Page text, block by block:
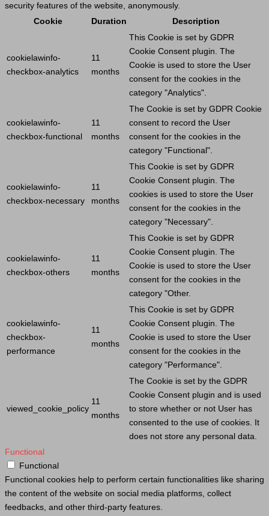
security features of the website, anonymously.
Cookie
Duration Description
cookielawinfo-
checkbox-analytics
11
months
This Cookie is set by GDPR
Cookie Consent plugin. The
Cookie is used to store the User
consent for the cookies in the
category "Analytics".
cookielawinfo-
checkbox-functional
11
months
The Cookie is set by GDPR Cookie
consent to record the User
consent for the cookies in the
category "Functional".
cookielawinfo-
checkbox-necessary
11
months
This Cookie is set by GDPR
Cookie Consent plugin. The
cookies is used to store the User
consent for the cookies in the
category "Necessary".
cookielawinfo-
checkbox-others
11
months
This Cookie is set by GDPR
Cookie Consent plugin. The
Cookie is used to store the User
consent for the cookies in the
category "Other.
cookielawinfo-
checkbox-
performance
11
months
This Cookie is set by GDPR
Cookie Consent plugin. The
Cookie is used to store the User
consent for the cookies in the
category "Performance".
viewed_cookie_policy
11
months
The Cookie is set by the GDPR
Cookie Consent plugin and is used
to store whether or not User has
consented to the use of cookies. It
does not store any personal data.
Functional
Functional
Functional cookies help to perform certain functionalities like sharing
the content of the website on social media platforms, collect
feedbacks, and other third-party features.